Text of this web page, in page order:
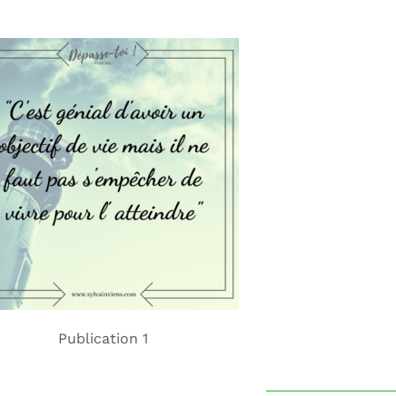
Publication 1